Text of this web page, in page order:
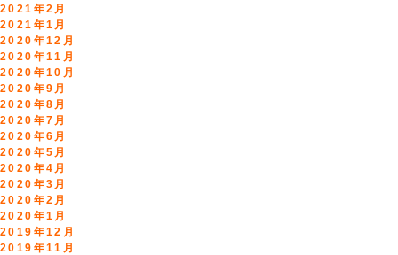
2021年2月
2021年1月
2020年12月
2020年11月
2020年10月
2020年9月
2020年8月
2020年7月
2020年6月
2020年5月
2020年4月
2020年3月
2020年2月
2020年1月
2019年12月
2019年11月